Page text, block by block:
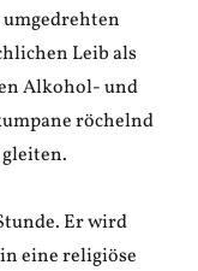
Leib als
Alkohol- und
röchelnd
Er wird
eine religiöse